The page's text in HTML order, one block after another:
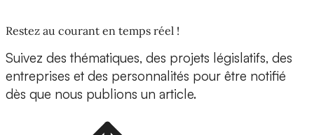
Restez au courant en temps réel !
Suivez des thématiques, des projets législatifs, des
entreprises et des personnalités pour être notifié
dès que nous publions un article.